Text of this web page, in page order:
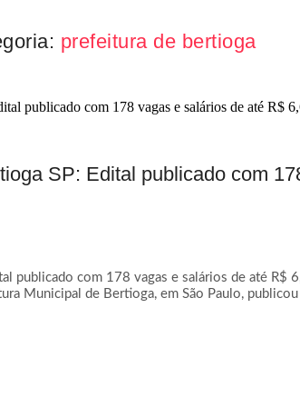
prefeitura de bertioga
SP: Edital publicado com
publicado com 178 vagas e salários de até R$
Municipal de Bertioga, em São Paulo,